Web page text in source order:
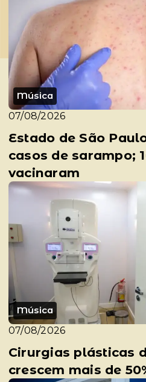
Música
07/08/2026
Estado de São
casos de sarampo;
vacinaram
Música
07/08/2026
Cirurgias plásticas
crescem mais de